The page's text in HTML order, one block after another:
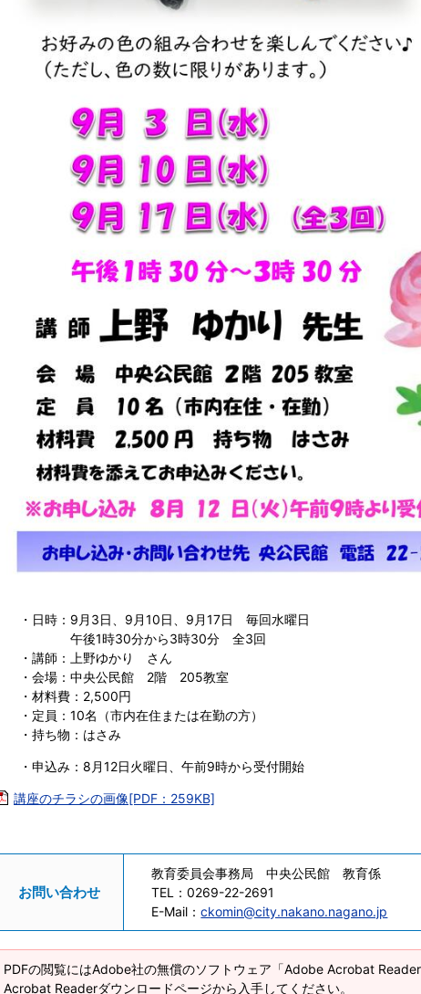
・日時：9月3日、9月10日、9月17日 毎回水曜日
午後1時30分から3時30分 全3回
・講師：上野ゆかり さん
・会場：中央公民館 2階 205教室
・材料費：2,500円
・定員：10名（市内在住または在勤の方）
・持ち物：はさみ
・申込み：8月12日火曜日、午前9時から受付開始
講座のチラシの画像[PDF：259KB]
お問い合わせ
教育委員会事務局 中央公民館 教育係
TEL：0269-22-2691
E-Mail：ckomin@city.nakano.nagano.jp
PDFの閲覧にはAdobe社の無償のソフトウェア「Adobe Acrobat
Acrobat Readerダウンロードページから入手してください。